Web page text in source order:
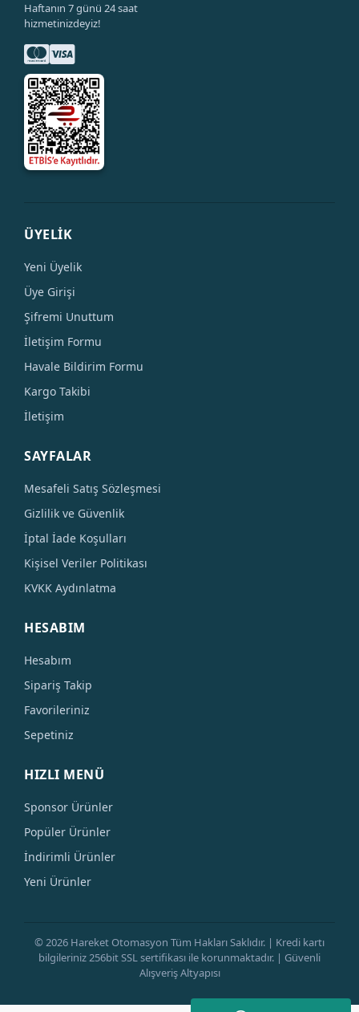
Haftanın 7 günü 24 saat
hizmetinizdeyiz!
ÜYELİK
Yeni Üyelik
Üye Girişi
Şifremi Unuttum
İletişim Formu
Havale Bildirim Formu
Kargo Takibi
İletişim
SAYFALAR
Mesafeli Satış Sözleşmesi
Gizlilik ve Güvenlik
İptal İade Koşulları
Kişisel Veriler Politikası
KVKK Aydınlatma
HESABIM
Hesabım
Sipariş Takip
Favorileriniz
Sepetiniz
HIZLI MENÜ
Sponsor Ürünler
Popüler Ürünler
İndirimli Ürünler
Yeni Ürünler
© 2026 Hareket Otomasyon Tüm Hakları Saklıdır. | Kredi kartı
bilgileriniz 256bit SSL sertifikası ile korunmaktadır. | Güvenli
Alışveriş Altyapısı